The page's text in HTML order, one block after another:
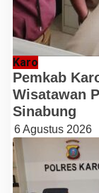
Karo
Pemkab
Wisatawan
Sinabung
6 Agustus 2026